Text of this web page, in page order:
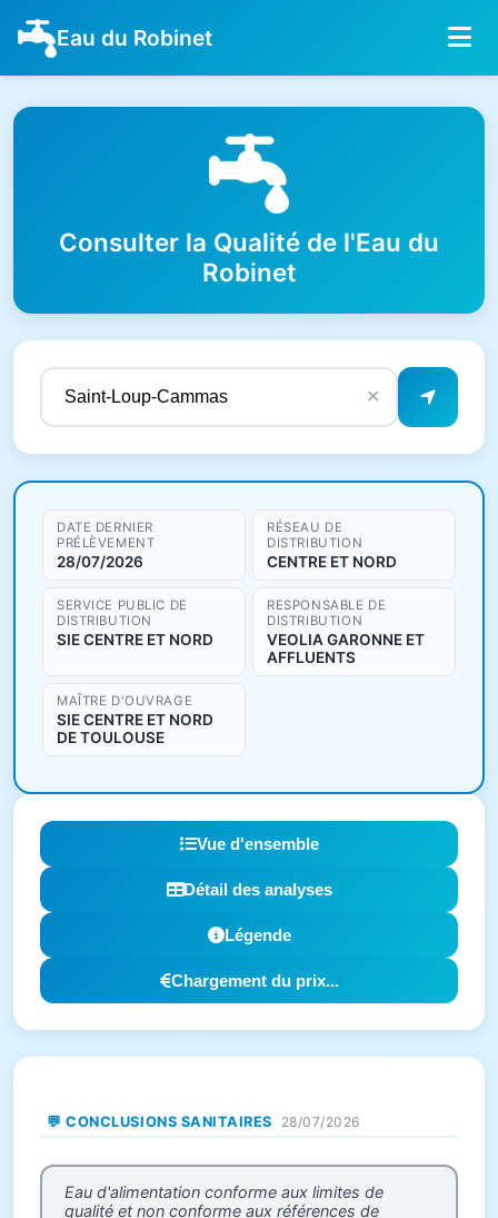
Eau du Robinet
Consulter la Qualité de l'Eau du
Robinet
✕
Résultats de qualité de l'eau
DATE DERNIER
PRÉLÈVEMENT
28/07/2026
RÉSEAU DE
DISTRIBUTION
CENTRE ET NORD
SERVICE PUBLIC DE
DISTRIBUTION
SIE CENTRE ET NORD
RESPONSABLE DE
DISTRIBUTION
VEOLIA GARONNE ET
AFFLUENTS
MAÎTRE D'OUVRAGE
SIE CENTRE ET NORD
DE TOULOUSE
Vue d'ensemble
Détail des analyses
Légende
Chargement du prix...
💬 CONCLUSIONS SANITAIRES 28/07/2026
Eau d'alimentation conforme aux limites de
qualité et non conforme aux références de